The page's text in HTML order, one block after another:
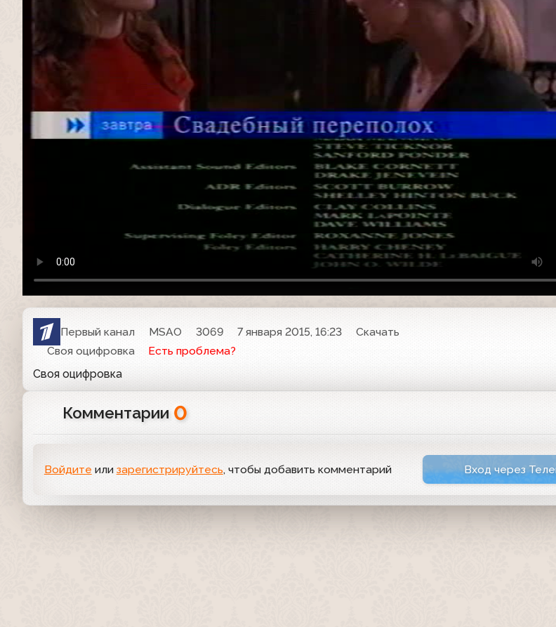
Первый канал MSAO 3069 7 января 2015, 16:23
Скачать
Своя оцифровка
Есть проблема?
Своя оцифровка
Комментарии 0
Войдите или зарегистрируйтесь, чтобы добавить комментарий Вход через